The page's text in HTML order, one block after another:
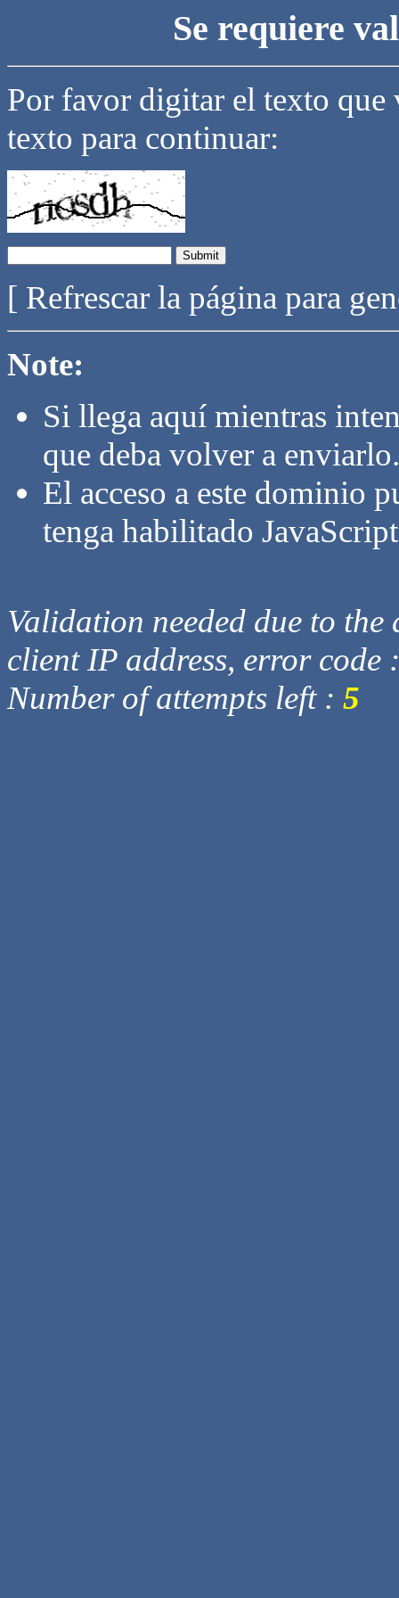
Se requiere
Por favor digitar el texto que
texto para continuar:
[ Refrescar la página para
Note:
Si llega aquí mientras
que deba volver a enviarlo.
El acceso a este dominio
tenga habilitado
Validation needed due to
client IP address, error code
Number of attempts left : 5